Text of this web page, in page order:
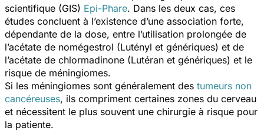
scientifique (GIS) Epi-Phare. Dans les deux cas, ces
études concluent à l’existence d’une association forte,
dépendante de la dose, entre l’utilisation prolongée de
l’acétate de nomégestrol (Lutényl et génériques) et de
l’acétate de chlormadinone (Lutéran et génériques) et le
risque de méningiomes.
Si les méningiomes sont généralement des tumeurs non
cancéreuses, ils compriment certaines zones du cerveau
et nécessitent le plus souvent une chirurgie à risque pour
la patiente.